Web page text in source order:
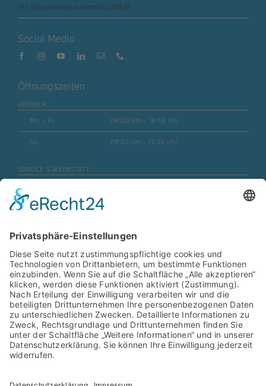
info [at] vogelsang-automobile [dot] de
Social Media
Öffnungszeiten
VERKAUF:
Mo. – Fr.
08:00 Uhr – 18:00 Uhr
Sa. 09:00 Uhr – 13:00 Uhr
SERVICE & WERKSTATT:
Mo. – Fr. (Motorrad)
ERSATZTEILE & ZUBEHÖR:
Mo. – Fr. 08:00 Uhr – 17:00 Uhr
Mo. – Fr. (Motorrad) 08:00 Uhr – 16:30 Uhr
SB- WASCHANLAGE:
Mo. – Sa.